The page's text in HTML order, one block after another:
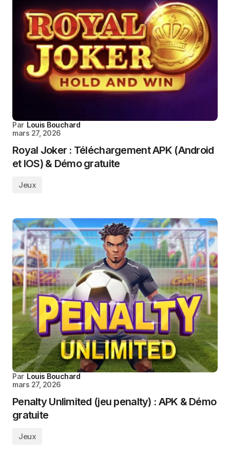
Par Louis Bouchard
mars 27, 2026
Royal Joker : Téléchargement APK (Android
et IOS) & Démo gratuite
Jeux
Par Louis Bouchard
mars 27, 2026
Penalty Unlimited (jeu penalty) : APK & Démo
gratuite
Jeux